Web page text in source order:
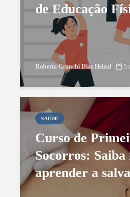
de Educação
Roberta Granchi Dias Heinzl 5
SAÚDE
Curso de
Socorros: Saiba
aprender a